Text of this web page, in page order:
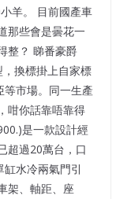
羊。 目前國產車
那些會是曇花一
整？ 睇番豪爵
換標掛上自家標
市場。同一生產
咁你話靠唔靠得
是一款設計經
超過20萬台，口
水冷兩氣門引
架、軸距、座